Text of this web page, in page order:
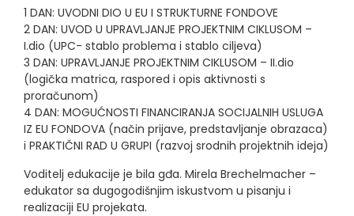
1 DAN: UVODNI DIO U EU I STRUKTURNE FONDOVE
2 DAN: UVOD U UPRAVLJANJE PROJEKTNIM CIKLUSOM –
I.dio (UPC- stablo problema i stablo ciljeva)
3 DAN: UPRAVLJANJE PROJEKTNIM CIKLUSOM – II.dio
(logička matrica, raspored i opis aktivnosti s
proračunom)
4 DAN: MOGUĆNOSTI FINANCIRANJA SOCIJALNIH USLUGA
IZ EU FONDOVA (način prijave, predstavljanje obrazaca)
i PRAKTIČNI RAD U GRUPI (razvoj srodnih projektnih ideja)
Voditelj edukacije je bila gđa. Mirela Brechelmacher –
edukator sa dugogodišnjim iskustvom u pisanju i
realizaciji EU projekata.